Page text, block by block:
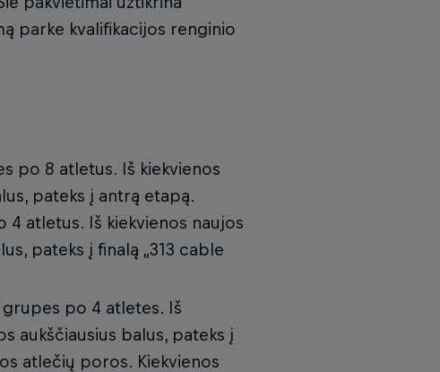
parke kvalifikacijos renginio
po 8 atletus. Iš kiekvienos
pateks į antrą etapą.
atletus. Iš kiekvienos naujos
pateks į finalą „313 cable
po 4 atletes. Iš
aukščiausius balus, pateks į
atlečių poros. Kiekvienos